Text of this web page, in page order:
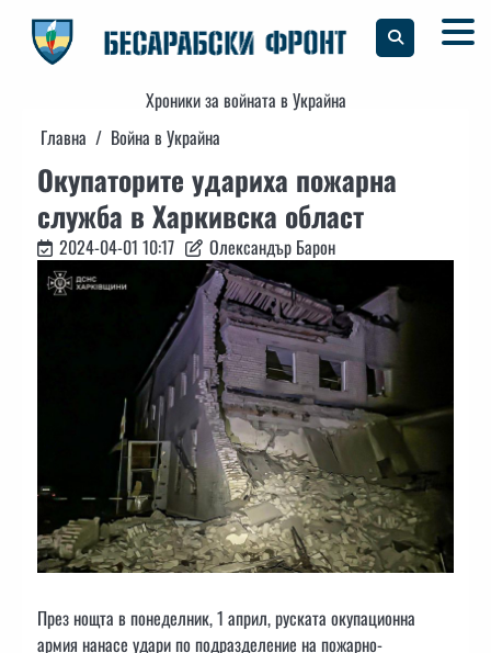
content
Хроники за войната в Украйна
Главна
Война в Украйна
Окупаторите удариха пожарна
служба в Харкивска област
2024-04-01 10:17 Олександър Барон
През нощта в понеделник, 1 април, руската окупационна
армия нанасе удари по подразделение на пожарно-